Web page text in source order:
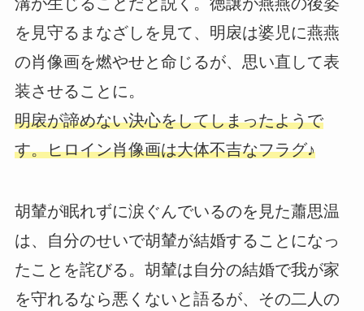
を見守るまなざしを見て、明扆は婆児に燕燕
の肖像画を燃やせと命じるが、思い直して表
装させることに。
明扆が諦めない決心をしてしまったようで
す。ヒロイン肖像画は大体不吉なフラグ♪
胡輦が眠れずに涙ぐんでいるのを見た蕭思温
は、自分のせいで胡輦が結婚することになっ
たことを詫びる。胡輦は自分の結婚で我が家
を守れるなら悪くないと語るが、その二人の